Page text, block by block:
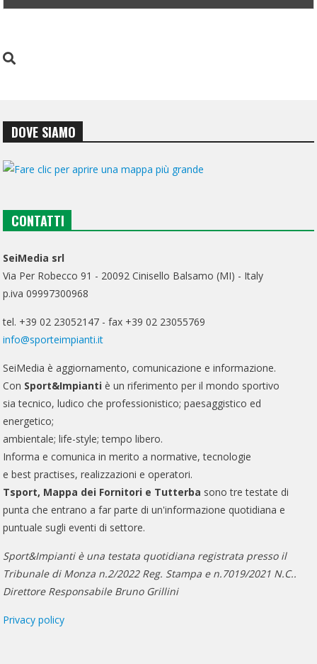
DOVE SIAMO
CONTATTI
SeiMedia srl
Via Per Robecco 91 - 20092 Cinisello Balsamo (MI) - Italy
p.iva 09997300968
tel. +39 02 23052147 - fax +39 02 23055769
info@sporteimpianti.it
SeiMedia è aggiornamento, comunicazione e informazione.
Con Sport&Impianti è un riferimento per il mondo sportivo
sia tecnico, ludico che professionistico; paesaggistico ed
energetico;
ambientale; life-style; tempo libero.
Informa e comunica in merito a normative, tecnologie
e best practises, realizzazioni e operatori.
Tsport, Mappa dei Fornitori e Tutterba sono tre testate di
punta che entrano a far parte di un'informazione quotidiana e
puntuale sugli eventi di settore.
Sport&Impianti è una testata quotidiana registrata presso il
Tribunale di Monza n.2/2022 Reg. Stampa e n.7019/2021 N.C..
Direttore Responsabile Bruno Grillini
Privacy policy